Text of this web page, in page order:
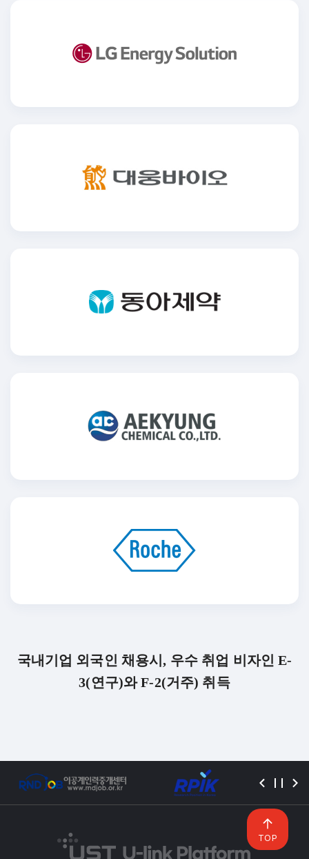
국내기업 외국인 채용시, 우수 취업 비자인 E-
3(연구)와 F-2(거주) 취득
TOP